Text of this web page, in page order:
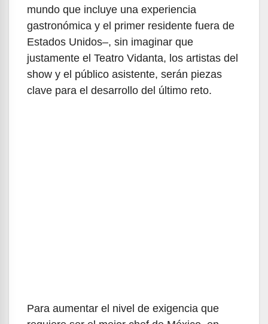
mundo que incluye una experiencia
gastronómica y el primer residente fuera de
Estados Unidos–, sin imaginar que
justamente el Teatro Vidanta, los artistas del
show y el público asistente, serán piezas
clave para el desarrollo del último reto.
Para aumentar el nivel de exigencia que